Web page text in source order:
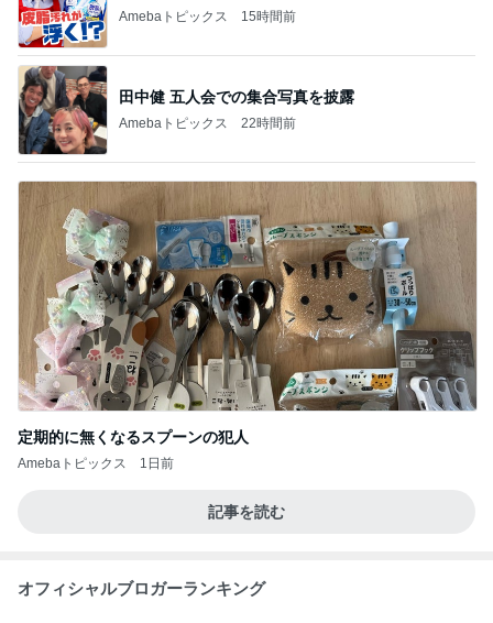
Amebaトピックス 15時間前
田中健 五人会での集合写真を披露
Amebaトピックス 22時間前
定期的に無くなるスプーンの犯人
Amebaトピックス 1日前
記事を読む
オフィシャルブロガーランキング